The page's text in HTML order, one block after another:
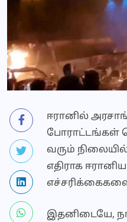
ஈரானில்
போராட்டங்கள்
வரும்
எதிராக
இதனிடையே,